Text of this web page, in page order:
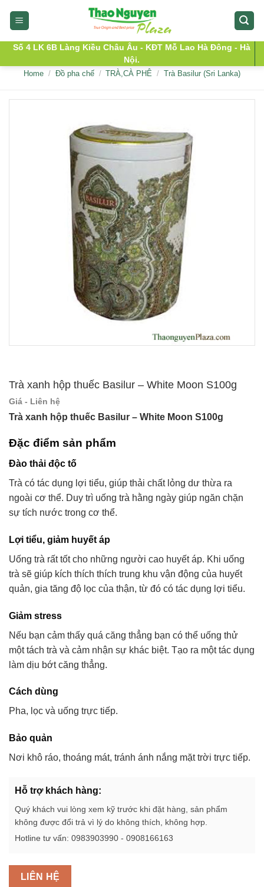
Số 4 LK 6B Làng Kiều Châu Âu - KĐT Mỗ Lao Hà Đông - Hà
Nội.
Home / Đồ pha chế / TRÀ,CÀ PHÊ / Trà Basilur (Sri Lanka)
Trà xanh hộp thuếc Basilur – White Moon S100g
Giá - Liên hệ
Trà xanh hộp thuếc Basilur – White Moon S100g
Đặc điểm sản phẩm
Đào thải độc tố
Trà có tác dụng lợi tiểu, giúp thải chất lỏng dư thừa ra
ngoài cơ thể. Duy trì uống trà hằng ngày giúp ngăn chặn
sự tích nước trong cơ thể.
Lợi tiểu, giảm huyết áp
Uống trà rất tốt cho những người cao huyết áp. Khi uống
trà sẽ giúp kích thích thích trung khu vận động của huyết
quản, gia tăng độ lọc của thận, từ đó có tác dụng lợi tiểu.
Giảm stress
Nếu bạn cảm thấy quá căng thẳng bạn có thể uống thử
một tách trà và cảm nhận sự khác biệt. Tạo ra một tác dụng
làm dịu bớt căng thẳng.
Cách dùng
Pha, lọc và uống trực tiếp.
Bảo quản
Nơi khô ráo, thoáng mát, tránh ánh nắng mặt trời trực tiếp.
Hỗ trợ khách hàng:
Quý khách vui lòng xem kỹ trước khi đặt hàng, sản phẩm
không được đổi trả vì lý do không thích, không hợp.
Hotline tư vấn: 0983903990 - 0908166163
LIÊN HỆ